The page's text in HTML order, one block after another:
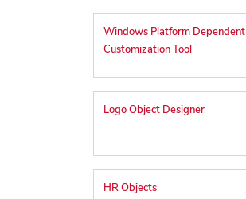
Windows Platform Dependent
Customization Tool
Logo Object Designer
HR Objects